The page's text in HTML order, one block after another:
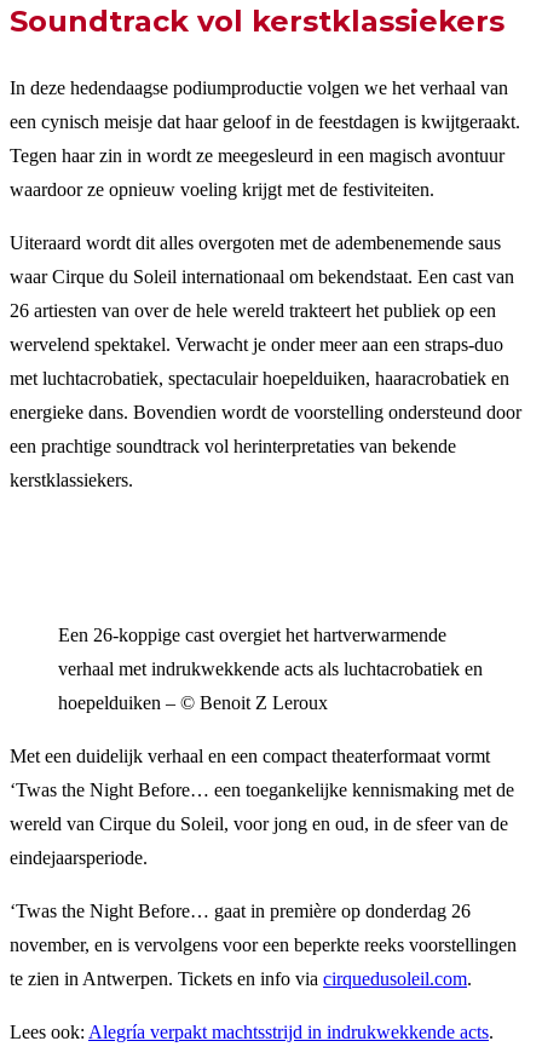
Soundtrack vol kerstklassiekers
In deze hedendaagse podiumproductie volgen we het verhaal van
een cynisch meisje dat haar geloof in de feestdagen is kwijtgeraakt.
Tegen haar zin in wordt ze meegesleurd in een magisch avontuur
waardoor ze opnieuw voeling krijgt met de festiviteiten.
Uiteraard wordt dit alles overgoten met de adembenemende saus
waar Cirque du Soleil internationaal om bekendstaat. Een cast van
26 artiesten van over de hele wereld trakteert het publiek op een
wervelend spektakel. Verwacht je onder meer aan een straps-duo
met luchtacrobatiek, spectaculair hoepelduiken, haaracrobatiek en
energieke dans. Bovendien wordt de voorstelling ondersteund door
een prachtige soundtrack vol herinterpretaties van bekende
kerstklassiekers.
Een 26-koppige cast overgiet het hartverwarmende
verhaal met indrukwekkende acts als luchtacrobatiek en
hoepelduiken – © Benoit Z Leroux
Met een duidelijk verhaal en een compact theaterformaat vormt
‘Twas the Night Before… een toegankelijke kennismaking met de
wereld van Cirque du Soleil, voor jong en oud, in de sfeer van de
eindejaarsperiode.
‘Twas the Night Before… gaat in première op donderdag 26
november, en is vervolgens voor een beperkte reeks voorstellingen
te zien in Antwerpen. Tickets en info via cirquedusoleil.com.
Lees ook: Alegría verpakt machtsstrijd in indrukwekkende acts.